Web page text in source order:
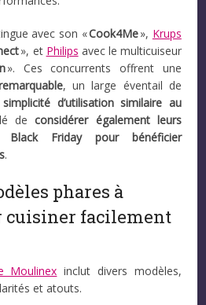
avec son «Cook4Me», Krups
», et Philips avec le multicuiseur
». Ces concurrents offrent une
, un large éventail de
simplicité d’utilisation similaire au
deconsidérer également leurs
Friday pour bénéficier
.
phares à
cuisiner facilement
Moulinex inclut divers modèles,
et atouts.